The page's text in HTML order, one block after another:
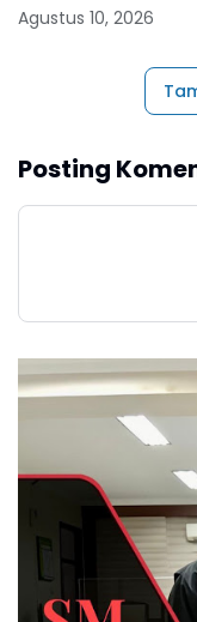
Agustus 10, 2026
Posting